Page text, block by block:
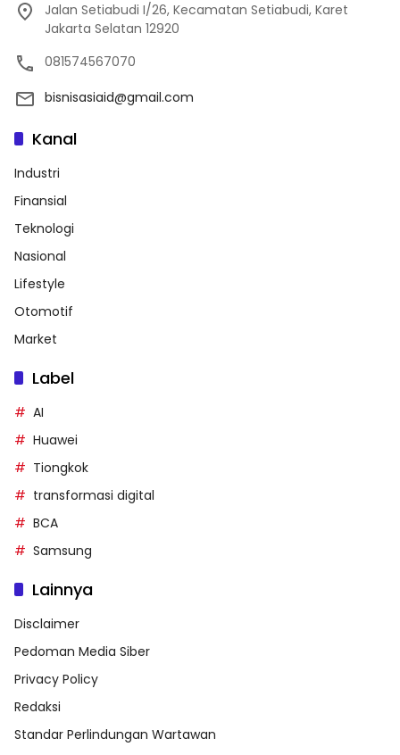
Jalan Setiabudi I/26, Kecamatan Setiabudi, Karet
Jakarta Selatan 12920
081574567070
bisnisasiaid@gmail.com
Kanal
Industri
Finansial
Teknologi
Nasional
Lifestyle
Otomotif
Market
Label
AI
Huawei
Tiongkok
transformasi digital
BCA
Samsung
Lainnya
Disclaimer
Pedoman Media Siber
Privacy Policy
Redaksi
Standar Perlindungan Wartawan